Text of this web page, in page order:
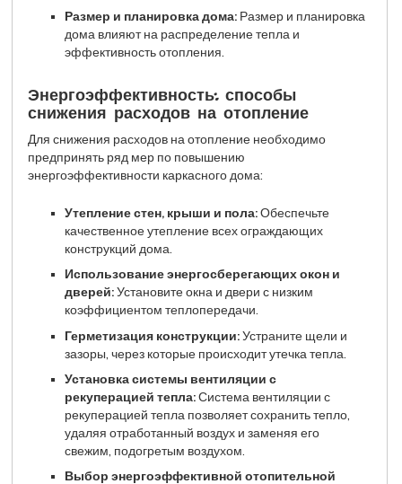
Размер и планировка дома:Размер и планировка
дома влияют на распределение тепла и
эффективность отопления.
Энергоэффективность: способы
снижения расходов на отопление
Для снижения расходов на отопление необходимо
предпринять ряд мер по повышению
энергоэффективности каркасного дома:
Утепление стен, крыши и пола:Обеспечьте
качественное утепление всех ограждающих
конструкций дома.
Использование энергосберегающих окон и
дверей:Установите окна и двери с низким
коэффициентом теплопередачи.
Герметизация конструкции:Устраните щели и
зазоры, через которые происходит утечка тепла.
Установка системы вентиляции с
рекуперацией тепла:Система вентиляции с
рекуперацией тепла позволяет сохранить тепло,
удаляя отработанный воздух и заменяя его
свежим, подогретым воздухом.
Выбор энергоэффективной отопительной